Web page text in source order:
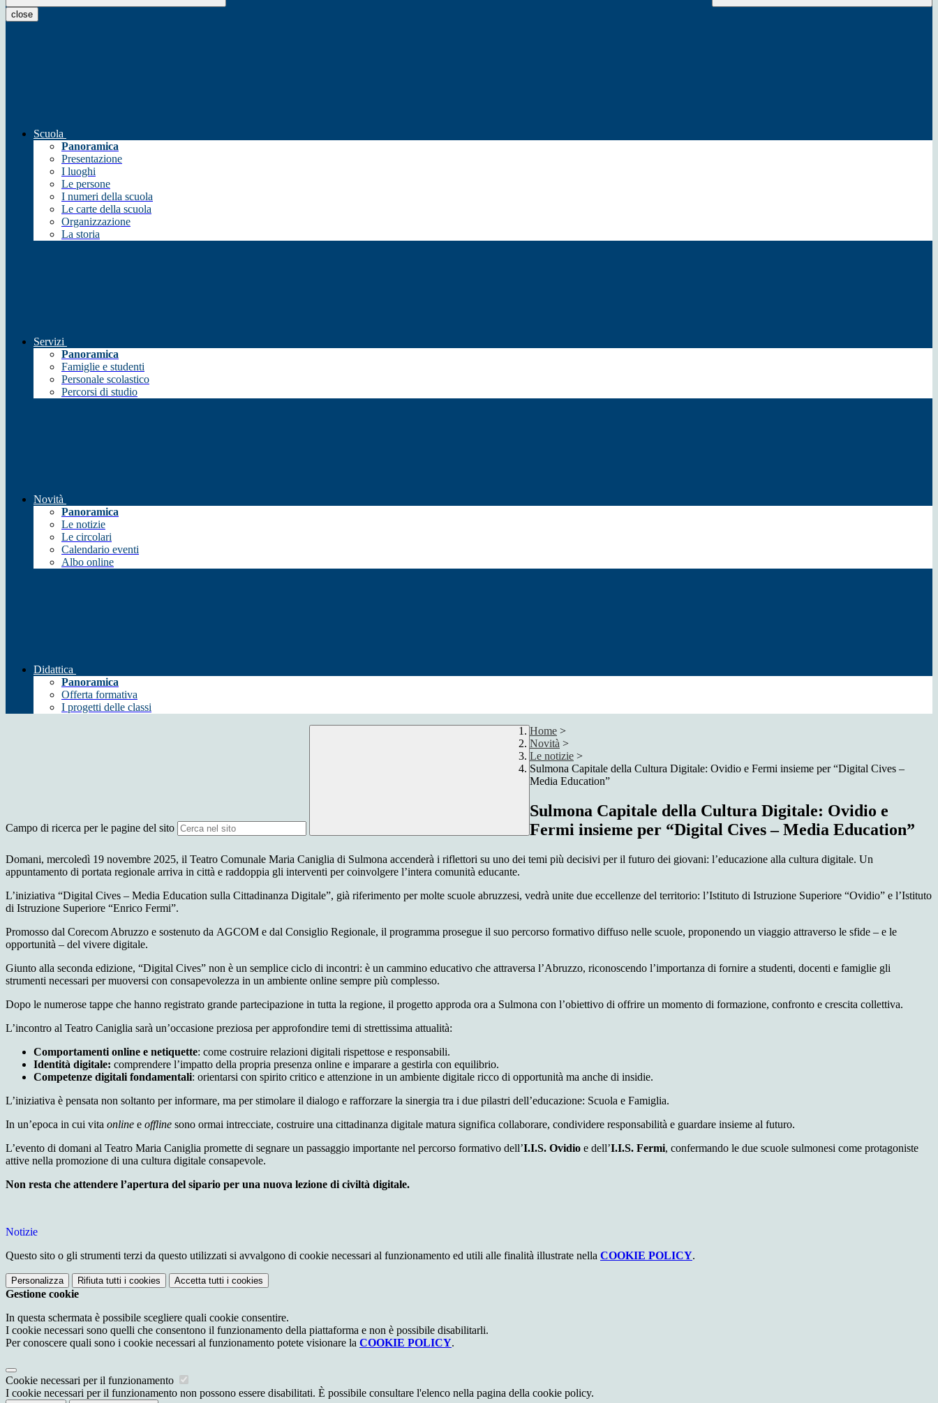
close
Scuola
Panoramica
Presentazione
I luoghi
Le persone
I numeri della scuola
Le carte della scuola
Organizzazione
La storia
Servizi
Panoramica
Famiglie e studenti
Personale scolastico
Percorsi di studio
Novità
Panoramica
Le notizie
Le circolari
Calendario eventi
Albo online
Didattica
Panoramica
Offerta formativa
I progetti delle classi
Campo di ricerca per le pagine del sito
Home >
Novità >
Le notizie >
Sulmona Capitale della Cultura Digitale: Ovidio e Fermi insieme per “Digital Cives –
Media Education”
Sulmona Capitale della Cultura Digitale: Ovidio e
Fermi insieme per “Digital Cives – Media Education”
Domani, mercoledì 19 novembre 2025, il Teatro Comunale Maria Caniglia di Sulmona accenderà i riflettori su uno dei temi più decisivi per il futuro dei giovani: l’educazione alla cultura digitale. Un
appuntamento di portata regionale arriva in città e raddoppia gli interventi per coinvolgere l’intera comunità educante.
L’iniziativa “Digital Cives – Media Education sulla Cittadinanza Digitale”, già riferimento per molte scuole abruzzesi, vedrà unite due eccellenze del territorio: l’Istituto di Istruzione Superiore “Ovidio” e l’Istituto
di Istruzione Superiore “Enrico Fermi”.
Promosso dal Corecom Abruzzo e sostenuto da AGCOM e dal Consiglio Regionale, il programma prosegue il suo percorso formativo diffuso nelle scuole, proponendo un viaggio attraverso le sfide – e le
opportunità – del vivere digitale.
Giunto alla seconda edizione, “Digital Cives” non è un semplice ciclo di incontri: è un cammino educativo che attraversa l’Abruzzo, riconoscendo l’importanza di fornire a studenti, docenti e famiglie gli
strumenti necessari per muoversi con consapevolezza in un ambiente online sempre più complesso.
Dopo le numerose tappe che hanno registrato grande partecipazione in tutta la regione, il progetto approda ora a Sulmona con l’obiettivo di offrire un momento di formazione, confronto e crescita collettiva.
L’incontro al Teatro Caniglia sarà un’occasione preziosa per approfondire temi di strettissima attualità:
Comportamenti online e netiquette: come costruire relazioni digitali rispettose e responsabili.
Identità digitale: comprendere l’impatto della propria presenza online e imparare a gestirla con equilibrio.
Competenze digitali fondamentali: orientarsi con spirito critico e attenzione in un ambiente digitale ricco di opportunità ma anche di insidie.
L’iniziativa è pensata non soltanto per informare, ma per stimolare il dialogo e rafforzare la sinergia tra i due pilastri dell’educazione: Scuola e Famiglia.
In un’epoca in cui vita online e offline sono ormai intrecciate, costruire una cittadinanza digitale matura significa collaborare, condividere responsabilità e guardare insieme al futuro.
L’evento di domani al Teatro Maria Caniglia promette di segnare un passaggio importante nel percorso formativo dell’I.I.S. Ovidio e dell’I.I.S. Fermi, confermando le due scuole sulmonesi come protagoniste
attive nella promozione di una cultura digitale consapevole.
Non resta che attendere l’apertura del sipario per una nuova lezione di civiltà digitale.
Notizie
Questo sito o gli strumenti terzi da questo utilizzati si avvalgono di cookie necessari al funzionamento ed utili alle finalità illustrate nella COOKIE POLICY.
Personalizza Rifiuta tutti i cookies Accetta tutti i cookies
Gestione cookie
In questa schermata è possibile scegliere quali cookie consentire.
I cookie necessari sono quelli che consentono il funzionamento della piattaforma e non è possibile disabilitarli.
Per conoscere quali sono i cookie necessari al funzionamento potete visionare la COOKIE POLICY.
Cookie necessari per il funzionamento
I cookie necessari per il funzionamento non possono essere disabilitati. È possibile consultare l'elenco nella pagina della cookie policy.